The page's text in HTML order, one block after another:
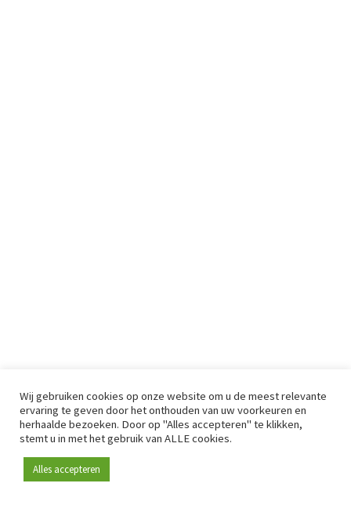
Wij gebruiken cookies op onze website om u de meest relevante
ervaring te geven door het onthouden van uw voorkeuren en
herhaalde bezoeken. Door op "Alles accepteren" te klikken,
stemt u in met het gebruik van ALLE cookies.
Alles accepteren